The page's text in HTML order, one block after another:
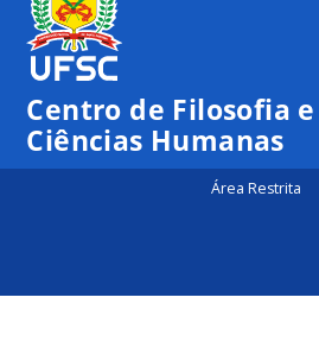
Centro de Filosofia e
Ciências Humanas
Área Restrita